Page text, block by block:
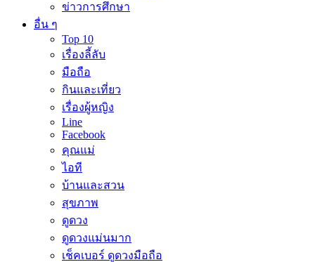
ข่าวการศึกษา
อื่น ๆ
Top 10
เรื่องลี้ลับ
มือถือ
กินและเที่ยว
เรื่องผู้หญิง
Line
Facebook
คุณแม่
ไอที
บ้านและสวน
สุขภาพ
ดูดวง
ดูดวงแม่นมาก
เช็คเบอร์ ดูดวงมือถือ